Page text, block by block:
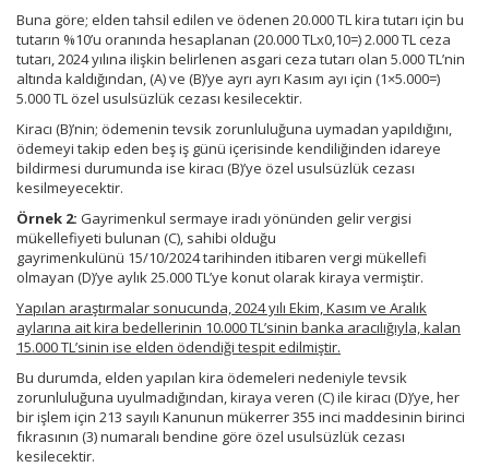
Buna göre; elden tahsil edilen ve ödenen 20.000 TL kira tutarı için bu
tutarın %10’u oranında hesaplanan (20.000 TLx0,10=) 2.000 TL ceza
tutarı, 2024 yılına ilişkin belirlenen asgari ceza tutarı olan 5.000 TL’nin
altında kaldığından, (A) ve (B)’ye ayrı ayrı Kasım ayı için (1×5.000=)
5.000 TL özel usulsüzlük cezası kesilecektir.
Kiracı (B)’nin; ödemenin tevsik zorunluluğuna uymadan yapıldığını,
ödemeyi takip eden beş iş günü içerisinde kendiliğinden idareye
bildirmesi durumunda ise kiracı (B)’ye özel usulsüzlük cezası
kesilmeyecektir.
Örnek 2: Gayrimenkul sermaye iradı yönünden gelir vergisi
mükellefiyeti bulunan (C), sahibi olduğu
gayrimenkulünü 15/10/2024 tarihinden itibaren vergi mükellefi
olmayan (D)’ye aylık 25.000 TL’ye konut olarak kiraya vermiştir.
Yapılan araştırmalar sonucunda, 2024 yılı Ekim, Kasım ve Aralık
aylarına ait kira bedellerinin 10.000 TL’sinin banka aracılığıyla, kalan
15.000 TL’sinin ise elden ödendiği tespit edilmiştir.
Bu durumda, elden yapılan kira ödemeleri nedeniyle tevsik
zorunluluğuna uyulmadığından, kiraya veren (C) ile kiracı (D)’ye, her
bir işlem için 213 sayılı Kanunun mükerrer 355 inci maddesinin birinci
fıkrasının (3) numaralı bendine göre özel usulsüzlük cezası
kesilecektir.